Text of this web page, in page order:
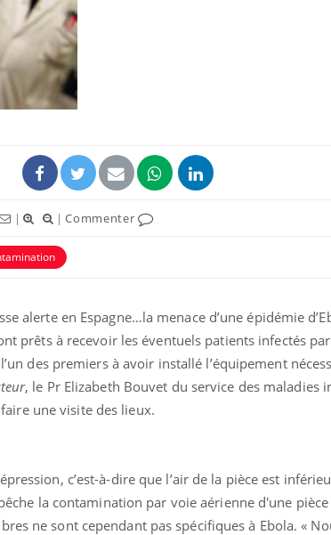
| |Commenter
alerte en Espagne…la menace d’une épidémie
prêts à recevoir les éventuels patients infectés
des premiers à avoir installé l’équipement
, le Pr Elizabeth Bouvet du service des maladies
une visite des lieux.
c’est-à-dire que l’air de la pièce est
la contamination par voie aérienne d'une
ne sont cependant pas spécifiques à Ebola. «